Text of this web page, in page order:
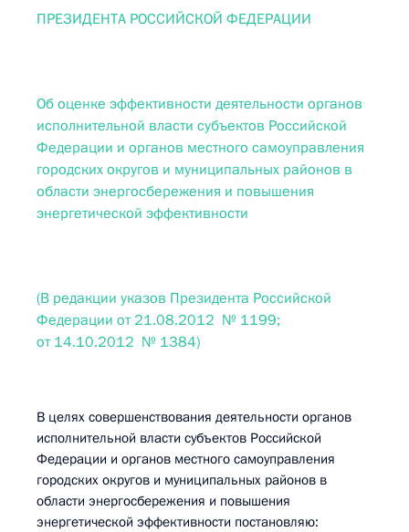
ПРЕЗИДЕНТА РОССИЙСКОЙ ФЕДЕРАЦИИ
Об оценке эффективности деятельности органов
исполнительной власти субъектов Российской
Федерации и органов местного самоуправления
городских округов и муниципальных районов в
области энергосбережения и повышения
энергетической эффективности
(В редакции указов Президента Российской
Федерации от 21.08.2012 № 1199;
от 14.10.2012 № 1384)
В целях совершенствования деятельности органов
исполнительной власти субъектов Российской
Федерации и органов местного самоуправления
городских округов и муниципальных районов в
области энергосбережения и повышения
энергетической эффективности постановляю: